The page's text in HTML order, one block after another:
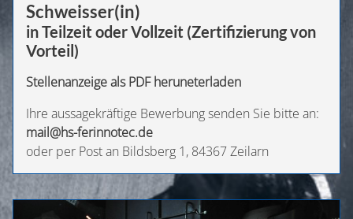
START
ÜBER UNS
Schweisser(in)
in Teilzeit oder Vollzeit (Zertifizierung von
Vorteil)
Stellenanzeige als PDF heruneterladen
Ihre aussagekräftige Bewerbung senden Sie bitte an:
mail@hs-ferinnotec.de
oder per Post an Bildsberg 1, 84367 Zeilarn